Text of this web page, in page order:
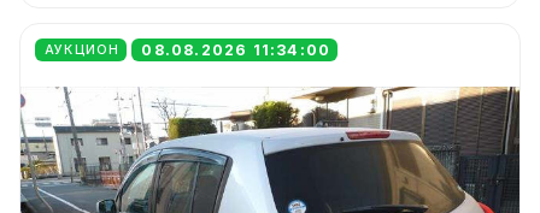
АУКЦИОН 08.08.2026 11:34:00